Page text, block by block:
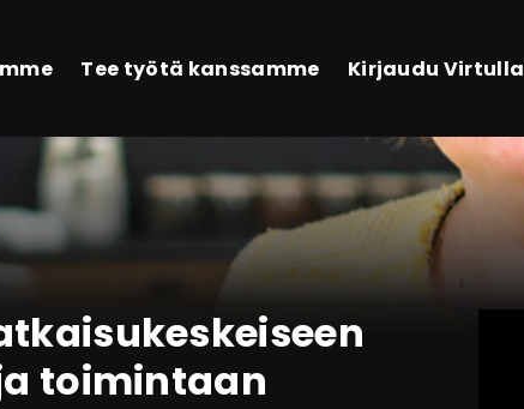
Tee työtä kanssamme Kirjaudu Virtulla
toimintaan